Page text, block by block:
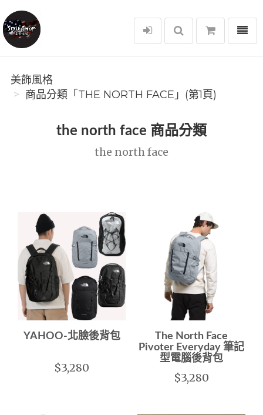
美飾風格
選單
美飾風格
商品分類「THE NORTH FACE」(第1頁)
the north face 商品分類
the north face
YAHOO-北臉後背包
$3,280
The North Face
Pivoter Everyday 筆記
型電腦後背包
$3,280